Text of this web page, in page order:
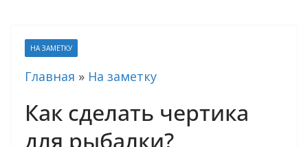
НА ЗАМЕТКУ
Главная » На заметку
Как сделать чертика
для рыбалки?